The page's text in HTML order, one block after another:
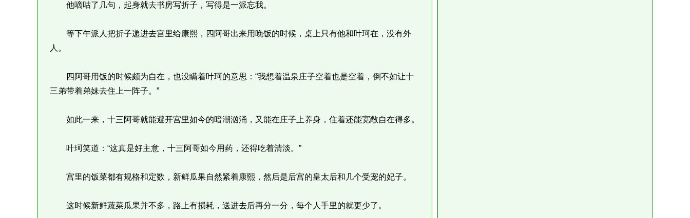
他嘀咕了几句，起身就去书房写折子，写得是一派忘我。
等下午派人把折子递进去宫里给康熙，四阿哥出来用晚饭的时候，桌上只有他和叶珂在，没有外
人。
四阿哥用饭的时候颇为自在，也没瞒着叶珂的意思：“我想着温泉庄子空着也是空着，倒不如让十
三弟带着弟妹去住上一阵子。”
如此一来，十三阿哥就能避开宫里如今的暗潮汹涌，又能在庄子上养身，住着还能宽敞自在得多。
叶珂笑道：“这真是好主意，十三阿哥如今用药，还得吃着清淡。”
宫里的饭菜都有规格和定数，新鲜瓜果自然紧着康熙，然后是后宫的皇太后和几个受宠的妃子。
这时候新鲜蔬菜瓜果并不多，路上有损耗，送进去后再分一分，每个人手里的就更少了。